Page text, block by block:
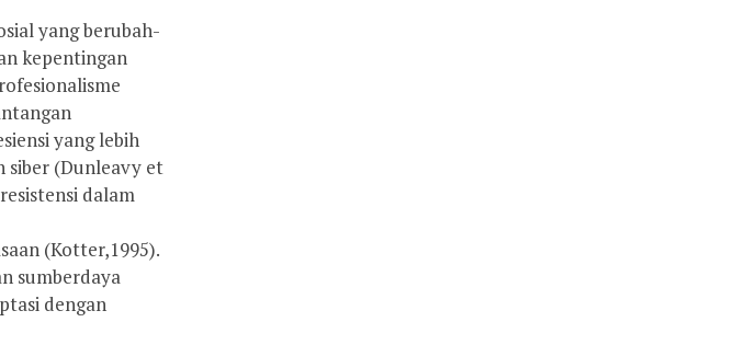
yang berubah-
kepentingan
yang lebih
siber (Dunleavy et
dalam
(Kotter,1995).
sumberdaya
dengan